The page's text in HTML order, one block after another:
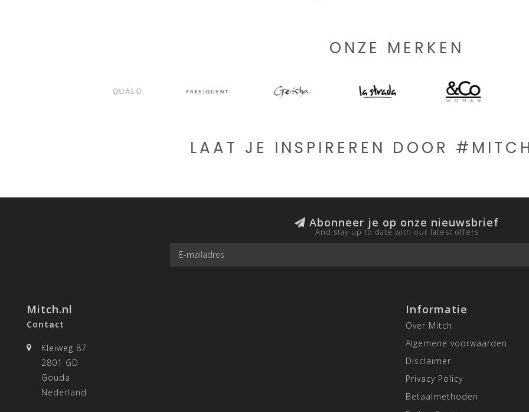
ONZE MERKEN
LAAT JE INSPIREREN DOOR
Abonneer je op onze nieuwsbrief
And stay up to date with our latest offers
Mitch.nl
Contact
Kleiweg 87
2801 GD
Gouda
Nederland
Informatie
Over Mitch
Algemene voorwaarden
Disclaimer
Privacy Policy
Betaalmethoden